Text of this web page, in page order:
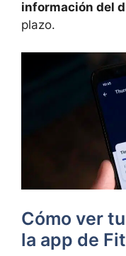
información del
plazo.
Cómo ver
la app de